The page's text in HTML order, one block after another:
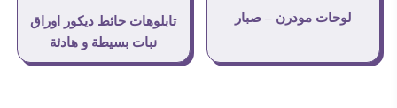
لوحات مودرن – صبار
تابلوهات حائط ديكور اوراق
نبات بسيطة و هادئة